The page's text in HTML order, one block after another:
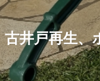
井戸再生、